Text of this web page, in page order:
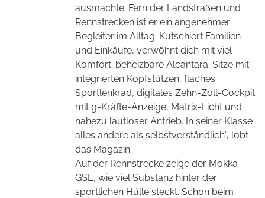
ausmachte. Fern der Landstraßen und
Rennstrecken ist er ein angenehmer
Begleiter im Alltag. Kutschiert Familien
und Einkäufe, verwöhnt dich mit viel
Komfort: beheizbare Alcantara-Sitze mit
integrierten Kopfstützen, flaches
Sportlenkrad, digitales Zehn-Zoll-Cockpit
mit g-Kräfte-Anzeige, Matrix-Licht und
nahezu lautloser Antrieb. In seiner Klasse
alles andere als selbstverständlich“, lobt
das Magazin.
Auf der Rennstrecke zeige der Mokka
GSE, wie viel Substanz hinter der
sportlichen Hülle steckt. Schon beim